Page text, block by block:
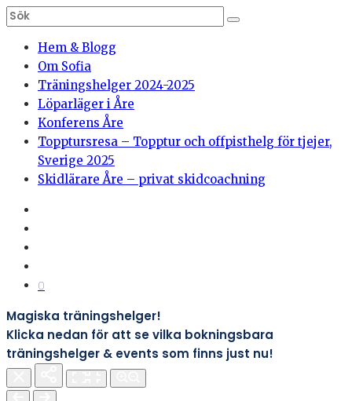
Hem & Blogg
Om Sofia
Träningshelger 2024-2025
Löparläger i Åre
Konferens Åre
Topptursresa – Topptur och offpisthelg för tjejer,
Sverige 2025
Skidlärare Åre – privat skidcoachning
0
Magiska träningshelger!
Klicka nedan för att se vilka bokningsbara
träningshelger & events som finns just nu!